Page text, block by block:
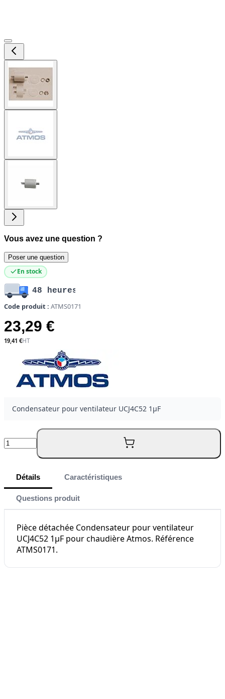
image
image
image
Vous avez une question ?
Poser une question
En stock
48 heures
Code produit : ATMS0171
23,29 €
19,41 €
Condensateur pour ventilateur UCJ4C52 1µF
Quantité
Détails Caractéristiques
Questions produit
Pièce détachée Condensateur pour ventilateur
UCJ4C52 1µF pour chaudière Atmos. Référence
ATMS0171.